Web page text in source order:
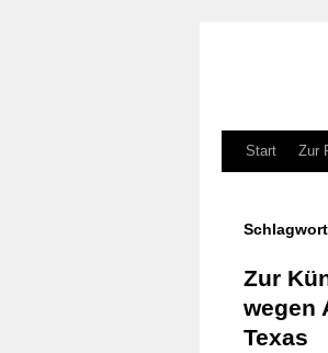
Zum
springen
Start Zur
Zur
wegen
Texas